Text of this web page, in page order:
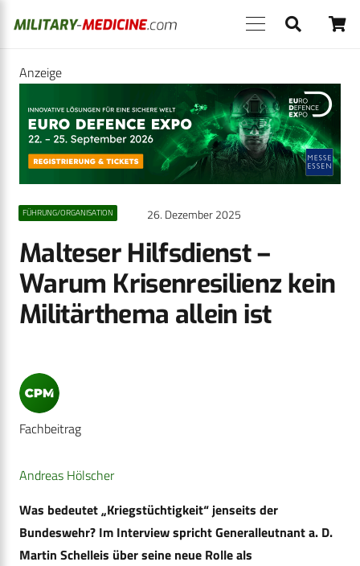
Anzeige
FÜHRUNG/ORGANISATION 26. Dezember 2025
Malteser Hilfsdienst –
Warum Krisenresilienz kein
Militärthema allein ist
Fachbeitrag
Andreas Hölscher
Was bedeutet „Kriegstüchtigkeit“ jenseits der
Bundeswehr? Im Interview spricht Generalleutnant a. D.
Martin Schelleis über seine neue Rolle als